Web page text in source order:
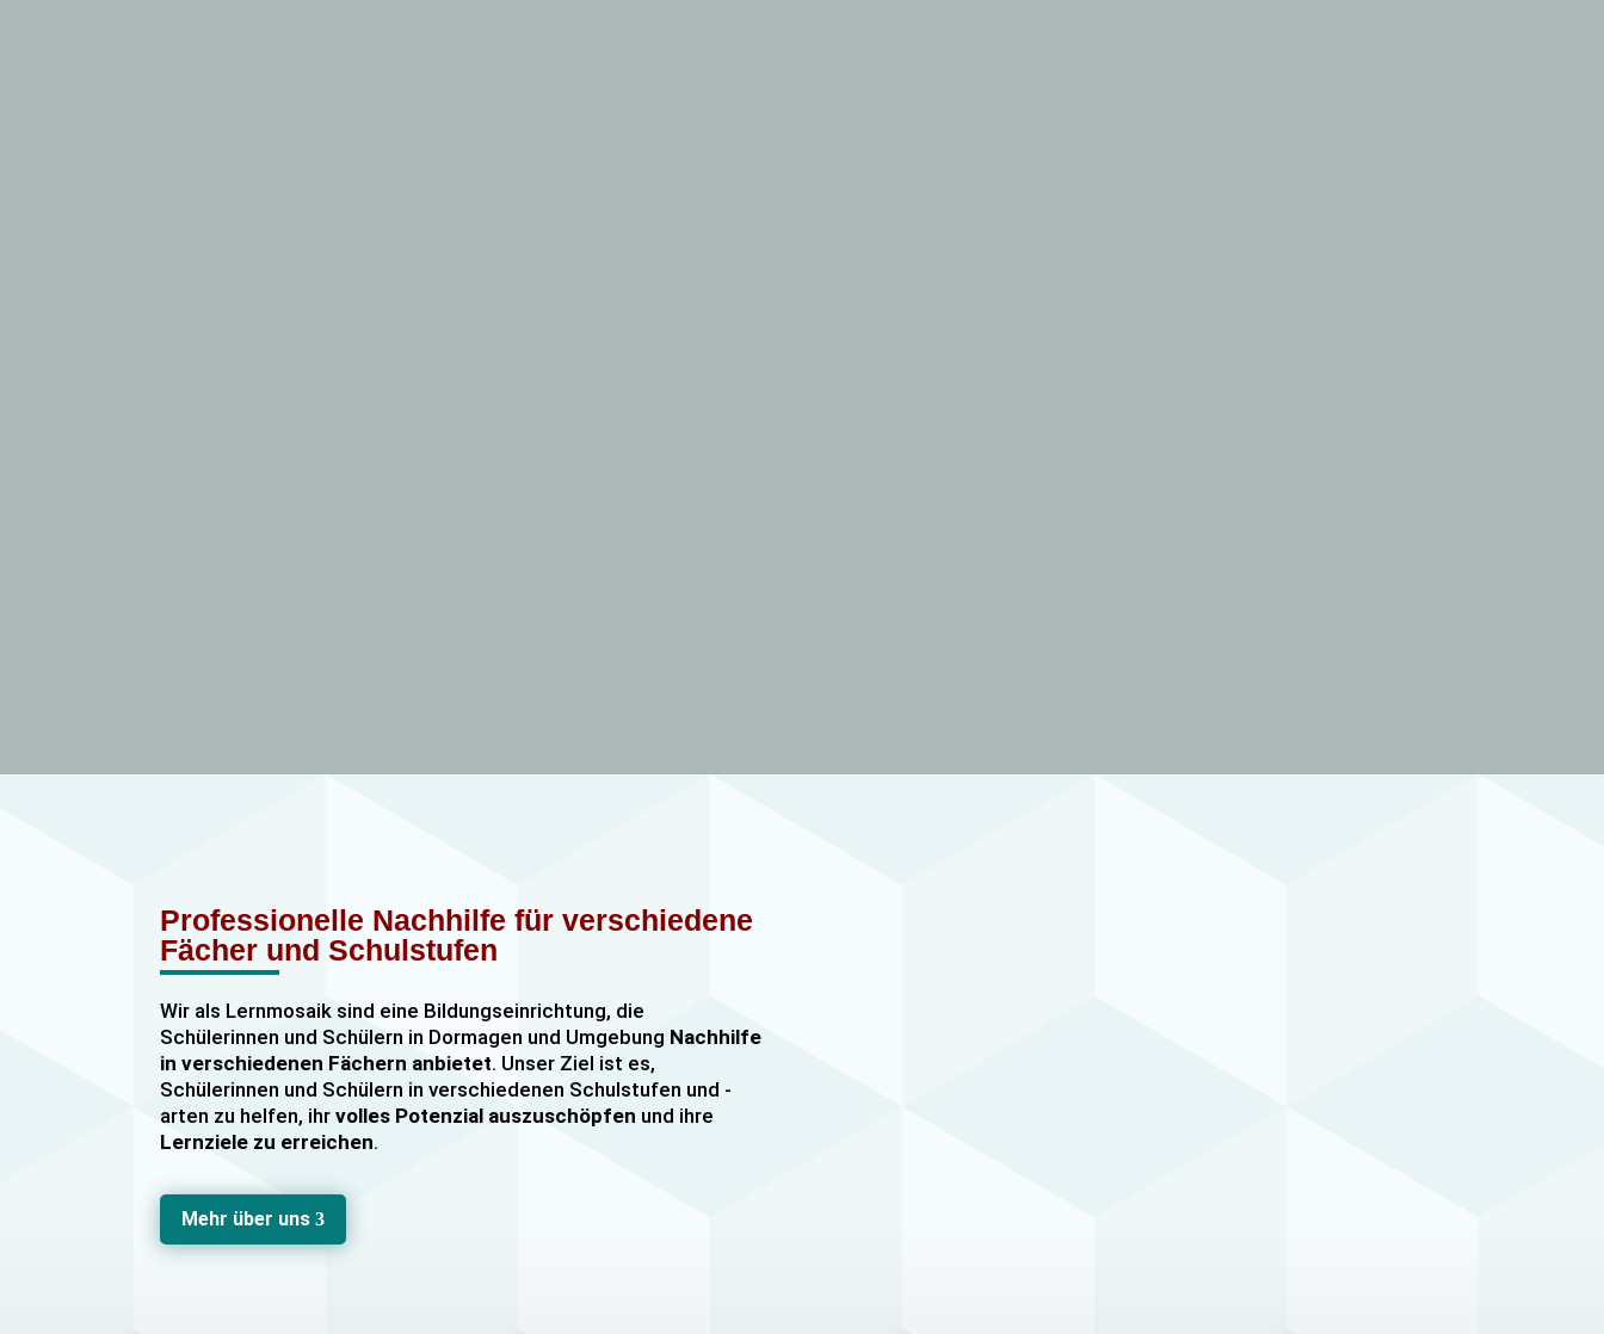
Professionelle Nachhilfe für verschiedene
Fächer und Schulstufen
Wir als Lernmosaik sind eine Bildungseinrichtung, die
Schülerinnen und Schülern in Dormagen und Umgebung Nachhilfe
in verschiedenen Fächern anbietet. Unser Ziel ist es,
Schülerinnen und Schülern in verschiedenen Schulstufen und -
arten zu helfen, ihrvolles Potenzial auszuschöpfen und ihre
Lernziele zu erreichen.
Unser Nachhilfeangebot umfasst
Gruppennachhilfe
Mathematik, Englisch und Deutsch
Mehr über uns3